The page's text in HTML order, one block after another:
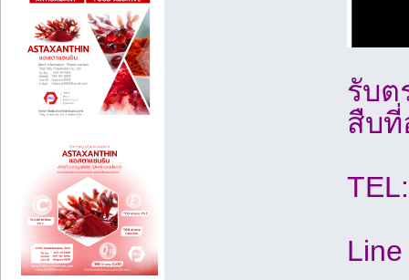
รับต
สืบที่